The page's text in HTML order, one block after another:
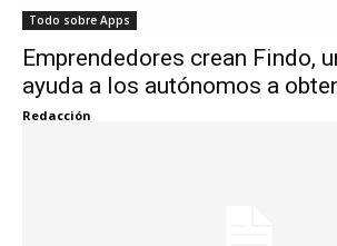
Todo sobre Apps
Emprendedores crean Findo,
ayuda a los autónomos a
Redacción